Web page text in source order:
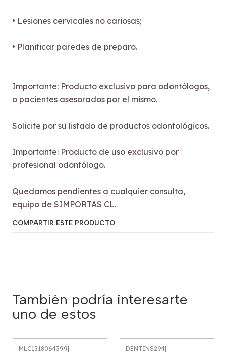
• Lesiones cervicales no cariosas;
• Planificar paredes de preparo.
Importante: Producto exclusivo para odontólogos,
o pacientes asesorados por el mismo.
Solicite por su listado de productos odontológicos.
Importante: Producto de uso exclusivo por
profesional odontólogo.
Quedamos pendientes a cualquier consulta,
equipo de SIMPORTAS CL.
COMPARTIR ESTE PRODUCTO
También podría interesarte
uno de estos
MLC1518064399 DENTINS294